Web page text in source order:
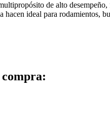
de alto
ideal para rodamientos,
compra: